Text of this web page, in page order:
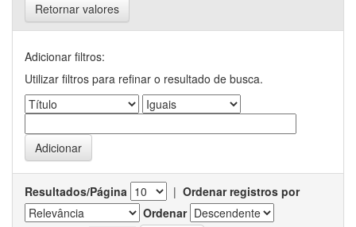
Retornar valores
Adicionar filtros:
Utilizar filtros para refinar o resultado de busca.
Resultados/Página | Ordenar registros por
Ordenar